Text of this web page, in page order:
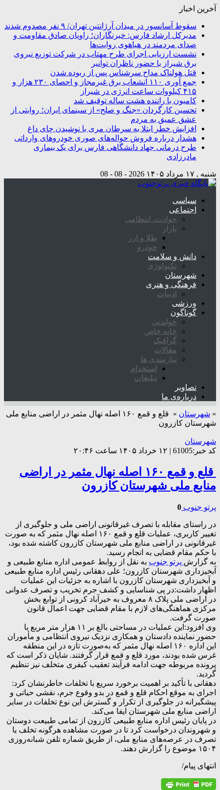
آخرین اخبار
سقوط آسانسور در میدان آرژانتین تهران/ ۹ نفر مصدوم شدند
مدیرکل ارشاد فارس: خبرنگاران؛ راویان صادق مقاومت و
صدای مردمند در هیاهوی روایت‌ها
نشست ارزیابی اجرای طرح مهتاب در شرکت توزیع نیروی
برق شیراز با حضور ناظران توانیر
قتل هولناک مداح سرشناس پس از ربوده شدن
جمع آوری ۱۱۰ انشعاب برق غیرمجاز و احصای ۲۳۰ هزار و
۴۱۵ کیلووات ساعت انرژی در شیراز
کامیون با راننده هشت ساله توقیف شد
تحسین کارگردان «جنگ و صلح» از سینمای ایران؛ روایتی از
عشق عمیق به مردم
افزایش خطر ابتلا به سرطان مری با نوشیدن چای داغ
هشدار درباره فروش حواله‌های صوری خودروهای وارداتی
طرح درمانی جهاد دانشگاهی فارس برای یک بیماری
مادرزادی
شنبه , ۱۷ مرداد ۱۴۰۵ 2026 - 08 - 08
سیاسی
اجتماعی
حوادث، انتظامی
بازار
طلا و ارز
خودرو
دانش و سلامت
تکنولوژی
شهرستان
فرهنگی و هنری
ادبیات
ورزشی
گوناگون
خواندنی
خانه خاص
گرافیک
مقالات
نیازمندی ها
استخدام
تبلیغات
تصاویر
درباره‌ی ما
» شهرستان »
️ قلع و قمع ۱۶۰ اصله نهال مثمر در اراضی منابع ملی
شهرستان کازرون
شهرستان
کد خبر:61005 | ۱۲ خرداد ۱۴۰۵ ساعت ۲۰:۴۶
️ قلع و قمع ۱۶۰ اصله نهال مثمر در اراضی
منابع ملی شهرستان کازرون
پرتو جنوب 0
در راستای مقابله با تصرف غیرقانونی اراضی ملی و جلوگیری از
تغییر کاربری، عملیات قلع و قمع ۱۶۰ اصله نهال مثمر که به‌ صورت
غیرقانونی در اراضی منابع ملی شهرستان کازرون کاشته شده بود،
با حکم مقام قضایی به انجام رسید.
به گزارش پرتو جنوب به نقل از روابط عمومی اداره منابع طبیعی و
آبخیزداری شهرستان کازرون؛ علی دهقانی رئیس اداره منابع طبیعی
و آبخیزداری شهرستان کازرون با اشاره به جزئیات این عملیات
اظهار داشت:در پی شناسایی و کشف جرم تخریب و تصرف عدوانی
در اراضی ملی پلاک ۸ معروف به خیرآباد کرونی از توابع بخش
مرکزی هماهنگی‌های لازم با مقام قضایی جهت اعمال قانون
صورت گرفت.
وی افزود:این عملیات در مساحتی بالغ بر ۱۱ هزار متر مربع با
حضور نماینده دادستان و همکاری نزدیک نیروی انتظامی و مأموران
این اداره ۱۶۰ اصله نهال مثمر که به‌صورت تازه در این منطقه
غرس شده بودند، مورد قلع و قمع قرار گرفتند. شایان ذکر است که
پرونده مربوطه جهت ادامه فرآیند تعقیب کیفری متخلف نیز تنظیم
گردید.
دهقانی با تأکید بر اهمیت برخورد سریع با تخلفات خاطرنشان کرد:
اجرای به‌ موقع احکام قلع و قمع در بدو وقوع جرم، نقشی حیاتی و
پیشگیرانه در جلوگیری از تکرار و گسترش این نوع تخلفات در سایر
اراضی منابع ملی شهرستان ایفا می‌کند.
در پایان رئیس اداره منابع طبیعی کازرون از تمامی طبیعت‌ دوستان
و شهروندان درخواست کرد تا در صورت مشاهده هرگونه تخلف یا
تصرف در عرصه‌های منابع ملی، از طریق شماره تلفن شبانه‌روزی
۱۵۰۴ موضوع را گزارش دهند.
انتهای پیام/